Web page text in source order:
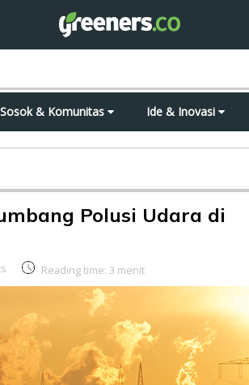
Sosok & Komunitas Ide & Inovasi
Polusi Udara di
Reading time: 3 menit